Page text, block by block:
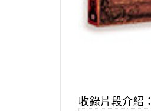
收錄片段介紹：